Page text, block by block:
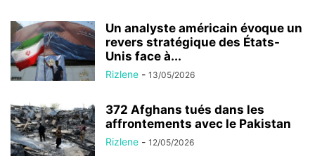
Un analyste américain évoque un
revers stratégique des États-
Unis face à...
Rizlene - 13/05/2026
372 Afghans tués dans les
affrontements avec le Pakistan
Rizlene - 12/05/2026